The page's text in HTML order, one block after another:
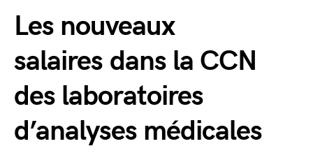
Les nouveaux
salaires dans la CCN
des laboratoires
d’analyses médicales